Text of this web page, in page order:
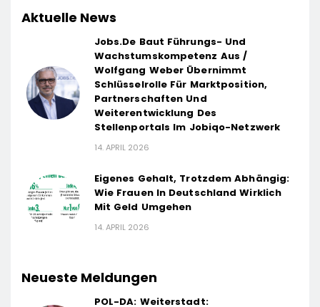
Aktuelle News
Jobs.de Baut Führungs- Und
Wachstumskompetenz Aus /
Wolfgang Weber Übernimmt
Schlüsselrolle Für Marktposition,
Partnerschaften Und
Weiterentwicklung Des
Stellenportals Im Jobiqo-Netzwerk
14. APRIL 2026
Eigenes Gehalt, Trotzdem Abhängig:
Wie Frauen In Deutschland Wirklich
Mit Geld Umgehen
14. APRIL 2026
Neueste Meldungen
POL-DA: Weiterstadt: